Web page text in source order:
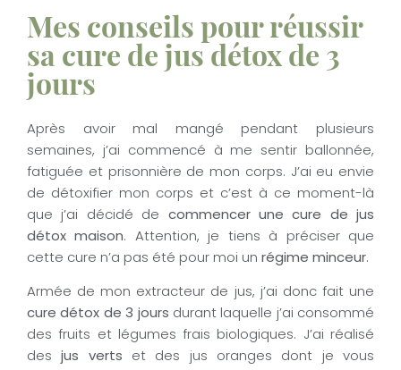
Mes conseils pour réussir
sa cure de jus détox de 3
jours
Après avoir mal mangé pendant plusieurs
semaines, j’ai commencé à me sentir ballonnée,
fatiguée et prisonnière de mon corps. J’ai eu envie
de détoxifier mon corps et c’est à ce moment-là
que j’ai décidé de commencer une cure de jus
détox maison. Attention, je tiens à préciser que
cette cure n’a pas été pour moi un régime minceur.
Armée de mon extracteur de jus, j’ai donc fait une
cure détox de 3 jours durant laquelle j’ai consommé
des fruits et légumes frais biologiques. J’ai réalisé
desjus verts et des jus oranges dont je vous